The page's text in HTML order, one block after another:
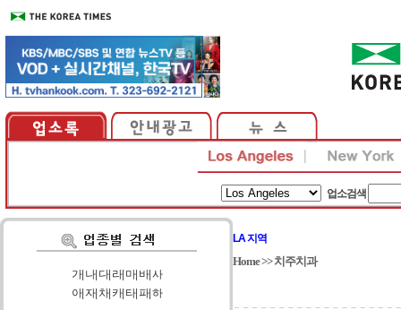
업소검색
가| 나| 다| 라| 마| 바| 사
아| 자| 차| 카| 타| 파| 하
LA 지역
Home>>치주치과